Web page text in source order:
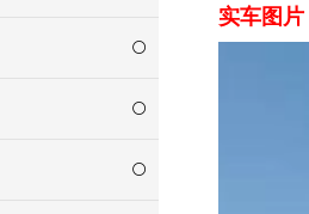
实车图